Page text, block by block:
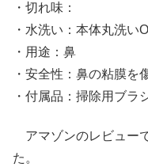
・切れ味：
・水洗い：本体丸洗い
・用途：鼻
・安全性：鼻の粘膜を
・付属品：掃除用ブラ
アマゾンのレビュー
た。